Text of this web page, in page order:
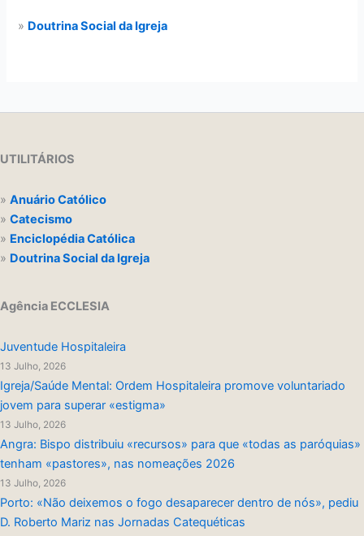
» Doutrina Social da Igreja
UTILITÁRIOS
» Anuário Católico
» Catecismo
» Enciclopédia Católica
» Doutrina Social da Igreja
Agência ECCLESIA
Juventude Hospitaleira
13 Julho, 2026
Igreja/Saúde Mental: Ordem Hospitaleira promove voluntariado
jovem para superar «estigma»
13 Julho, 2026
Angra: Bispo distribuiu «recursos» para que «todas as paróquias»
tenham «pastores», nas nomeações 2026
13 Julho, 2026
Porto: «Não deixemos o fogo desaparecer dentro de nós», pediu
D. Roberto Mariz nas Jornadas Catequéticas